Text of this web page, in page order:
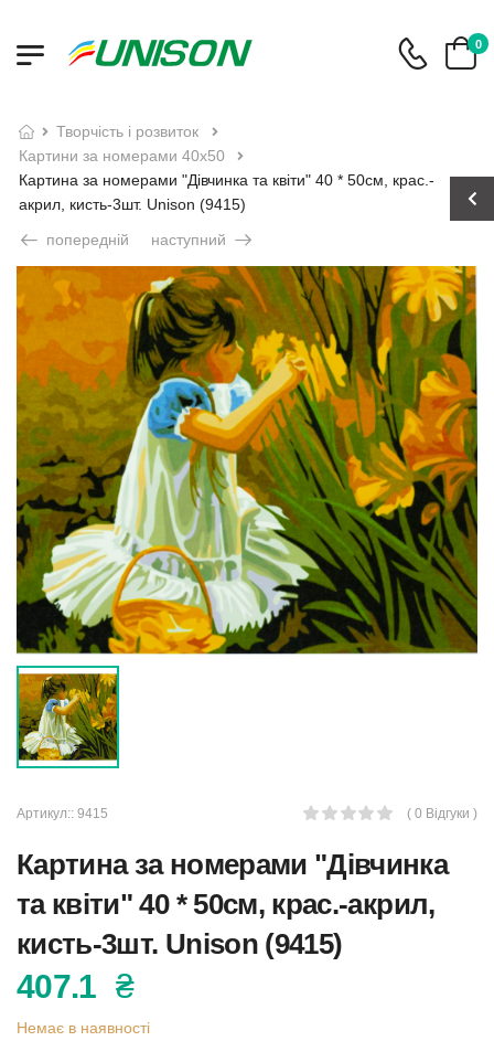
0
творчість і розвиток
картини за номерами 40х50
Картина за номерами "Дівчинка та квіти" 40 * 50см, крас.-
акрил, кисть-3шт. Unison (9415)
попередній
наступний
Артикул:: 9415 ( 0 Відгуки )
Картина за номерами "Дівчинка
та квіти" 40 * 50см, крас.-акрил,
кисть-3шт. Unison (9415)
407.1 ₴
Немає в наявності